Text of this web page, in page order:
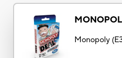
Monopoly(